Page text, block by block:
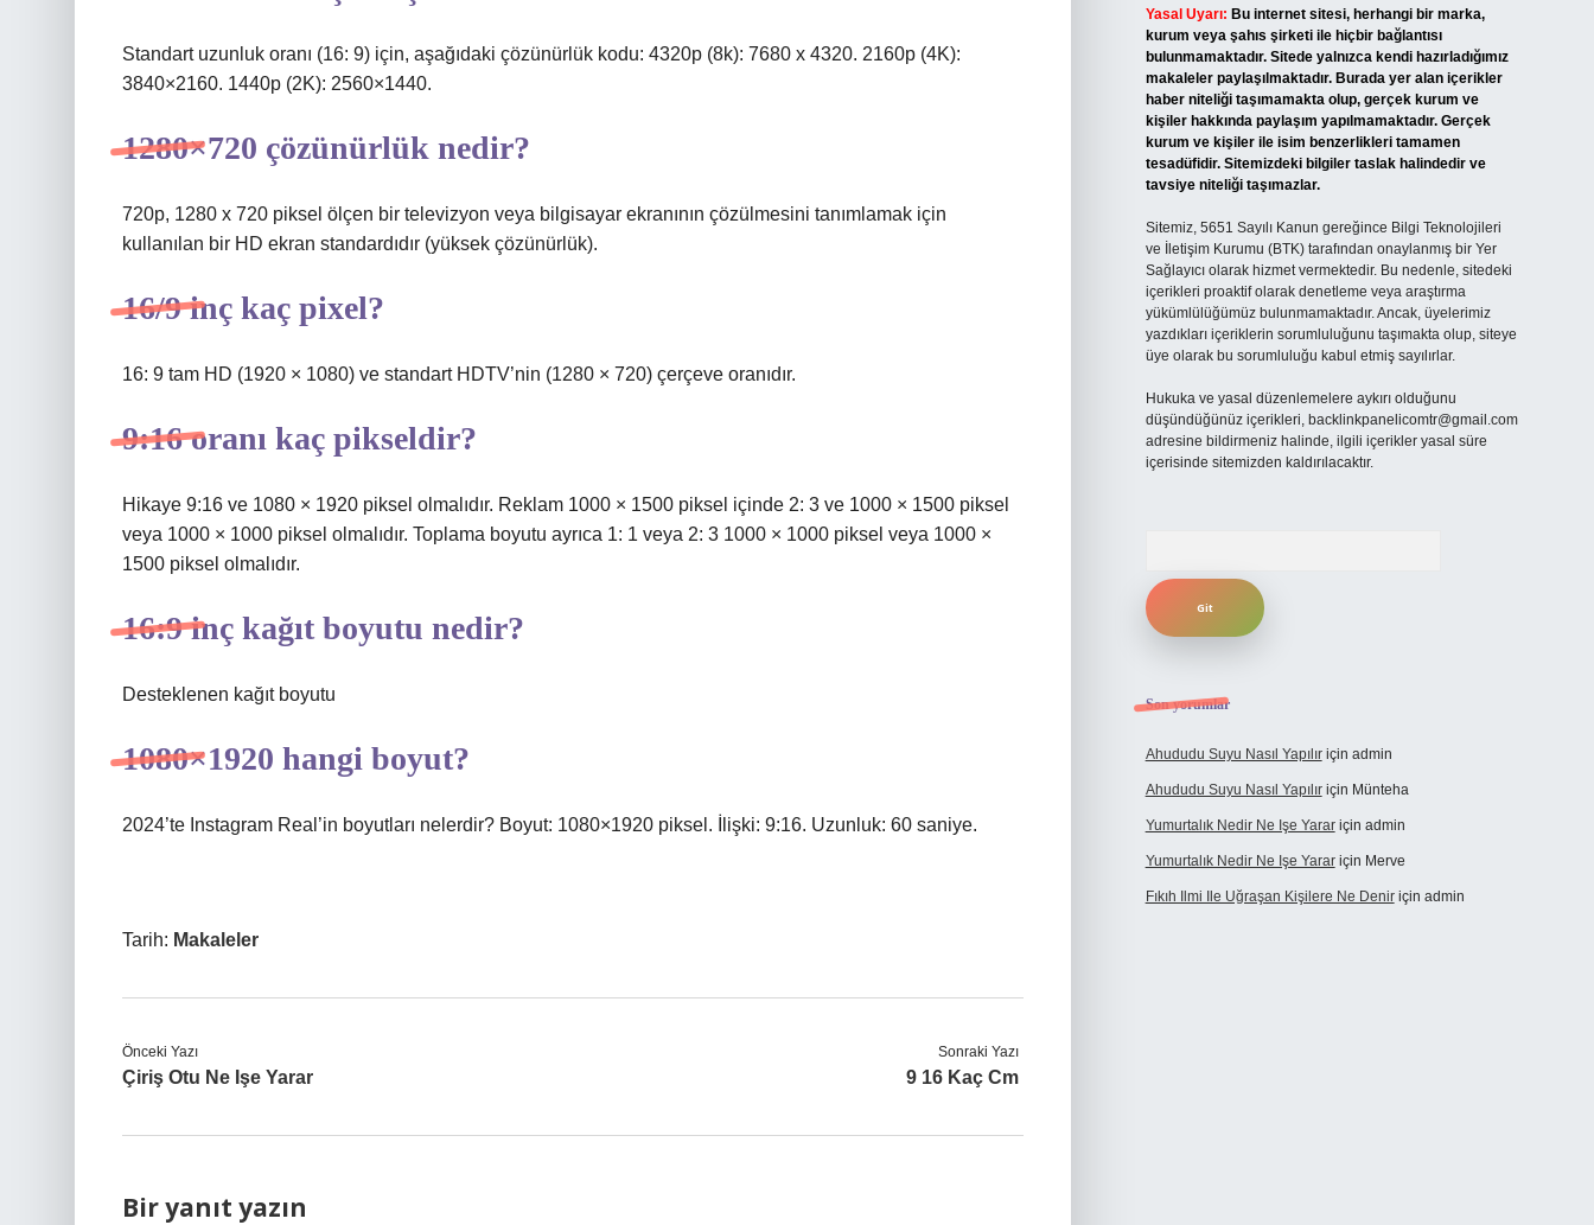
Standart uzunluk oranı (16: 9) için, aşağıdaki çözünürlük kodu: 4320p (8k): 7680 x 4320. 2160p (4K):
3840×2160. 1440p (2K): 2560×1440.
1280×720 çözünürlük nedir?
720p, 1280 x 720 piksel ölçen bir televizyon veya bilgisayar ekranının çözülmesini tanımlamak için
kullanılan bir HD ekran standardıdır (yüksek çözünürlük).
16/9 inç kaç pixel?
16: 9 tam HD (1920 × 1080) ve standart HDTV’nin (1280 × 720) çerçeve oranıdır.
9:16 oranı kaç pikseldir?
Hikaye 9:16 ve 1080 × 1920 piksel olmalıdır. Reklam 1000 × 1500 piksel içinde 2: 3 ve 1000 × 1500 piksel
veya 1000 × 1000 piksel olmalıdır. Toplama boyutu ayrıca 1: 1 veya 2: 3 1000 × 1000 piksel veya 1000 ×
1500 piksel olmalıdır.
16:9 inç kağıt boyutu nedir?
Desteklenen kağıt boyutu
1080×1920 hangi boyut?
2024’te Instagram Real’in boyutları nelerdir? Boyut: 1080×1920 piksel. İlişki: 9:16. Uzunluk: 60 saniye.
Tarih: Makaleler
Önceki Yazı
Çiriş Otu Ne Işe Yarar
Sonraki Yazı
9 16 Kaç Cm
Bir yanıt yazın
Yasal Uyarı: Bu internet sitesi, herhangi bir marka,
kurum veya şahıs şirketi ile hiçbir bağlantısı
bulunmamaktadır. Sitede yalnızca kendi hazırladığımız
makaleler paylaşılmaktadır. Burada yer alan içerikler
haber niteliği taşımamakta olup, gerçek kurum ve
kişiler hakkında paylaşım yapılmamaktadır. Gerçek
kurum ve kişiler ile isim benzerlikleri tamamen
tesadüfidir. Sitemizdeki bilgiler taslak halindedir ve
tavsiye niteliği taşımazlar.
Sitemiz, 5651 Sayılı Kanun gereğince Bilgi Teknolojileri
ve İletişim Kurumu (BTK) tarafından onaylanmış bir Yer
Sağlayıcı olarak hizmet vermektedir. Bu nedenle, sitedeki
içerikleri proaktif olarak denetleme veya araştırma
yükümlülüğümüz bulunmamaktadır. Ancak, üyelerimiz
yazdıkları içeriklerin sorumluluğunu taşımakta olup, siteye
üye olarak bu sorumluluğu kabul etmiş sayılırlar.
Hukuka ve yasal düzenlemelere aykırı olduğunu
düşündüğünüz içerikleri, backlinkpanelicomtr@gmail.com
adresine bildirmeniz halinde, ilgili içerikler yasal süre
içerisinde sitemizden kaldırılacaktır.
Son yorumlar
Ahududu Suyu Nasıl Yapılıriçin admin
Ahududu Suyu Nasıl Yapılıriçin Münteha
Yumurtalık Nedir Ne Işe Yarariçin admin
Yumurtalık Nedir Ne Işe Yarariçin Merve
Fıkıh Ilmi Ile Uğraşan Kişilere Ne Deniriçin admin